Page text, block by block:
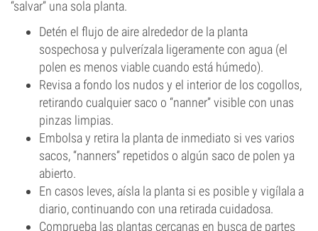
“salvar” una sola planta.
Detén el flujo de aire alrededor de la planta
sospechosa y pulverízala ligeramente con agua (el
polen es menos viable cuando está húmedo).
Revisa a fondo los nudos y el interior de los cogollos,
retirando cualquier saco o “nanner” visible con unas
pinzas limpias.
Embolsa y retira la planta de inmediato si ves varios
sacos, “nanners” repetidos o algún saco de polen ya
abierto.
En casos leves, aísla la planta si es posible y vigílala a
diario, continuando con una retirada cuidadosa.
Comprueba las plantas cercanas en busca de partes